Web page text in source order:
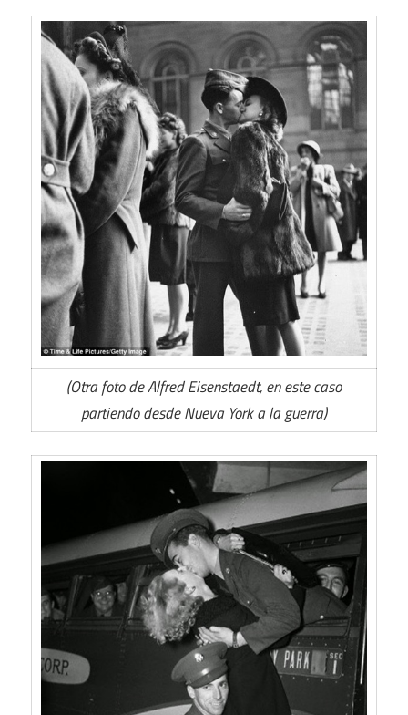
(Otra foto de Alfred Eisenstaedt, en este caso
partiendo desde Nueva York a la guerra)